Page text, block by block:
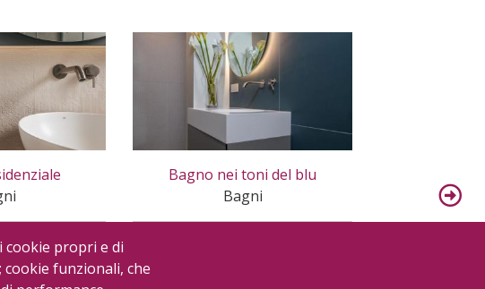
Bagno nei toni del blu
Bagni
cookie propri e di
funzionali, che